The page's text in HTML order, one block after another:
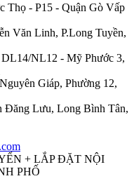
Thọ - P15 - Quận Gò Vấp
Văn Linh, P.Long Tuyền,
DL14/NL12 - Mỹ Phước 3,
Giáp, Phường 12,
Đăng Lưu, Long Bình Tân,
+ LẮP ĐẶT NỘI
PHỐ